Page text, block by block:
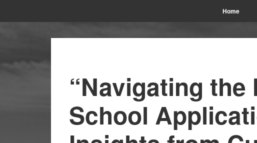
Home
“Navigating the
School